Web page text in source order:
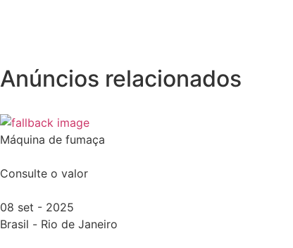
Anúncios relacionados
Máquina de fumaça
Consulte o valor
08 set - 2025
Brasil - Rio de Janeiro